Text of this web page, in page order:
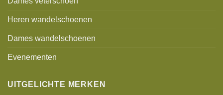
Heren wandelschoenen
Dames wandelschoenen
Evenementen
UITGELICHTE MERKEN